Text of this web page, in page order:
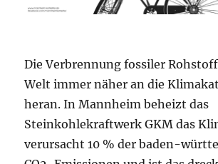
Die Verbrennung fossiler
Welt immer näher an die
heran. In Mannheim beheizt das
Steinkohlekraftwerk GKM das
verursacht 10 % der baden-